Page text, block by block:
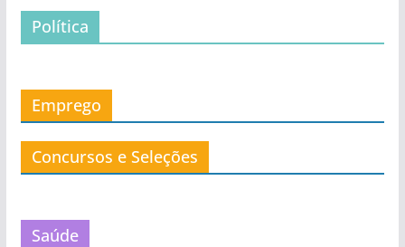
Política
Emprego
Concursos e Seleções
Saúde